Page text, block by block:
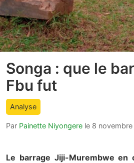
article
comment
count
Songa : que le
Fbu fut
Analyse
Par Painette Niyongere le 8 novembre
Le barrage Jiji-Murembwe